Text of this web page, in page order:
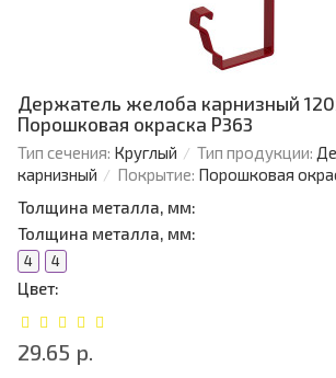
Держатель желоба карнизный
Порошковая окраска Р363
Тип сечения: Круглый Тип продукции:
карнизный
Покрытие: Порошковая
Толщина металла, мм:
Толщина металла, мм:
4 4
Цвет:
29.65 р.